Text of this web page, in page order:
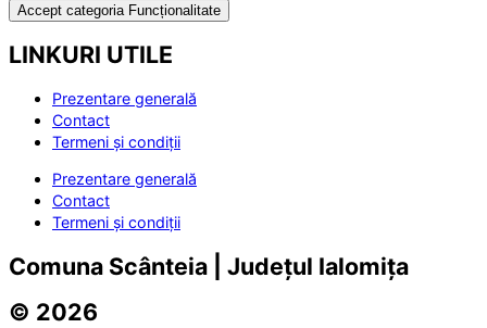
Accept categoria Funcționalitate
LINKURI UTILE
Prezentare generală
Contact
Termeni și condiții
Prezentare generală
Contact
Termeni și condiții
Comuna Scânteia | Județul Ialomița
© 2026